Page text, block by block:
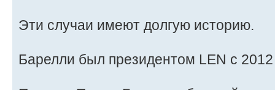
Эти случаи имеют долгую историю.
Барелли был президентом LEN с 2012